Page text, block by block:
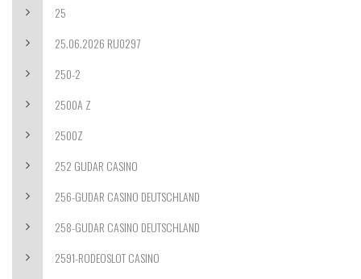
25
25.06.2026 RU0297
250-2
2500A Z
2500Z
252 GUDAR CASINO
256-GUDAR CASINO DEUTSCHLAND
258-GUDAR CASINO DEUTSCHLAND
2591-RODEOSLOT CASINO